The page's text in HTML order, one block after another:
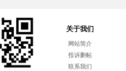
关于我们
网站简介
投诉删帖
联系我们